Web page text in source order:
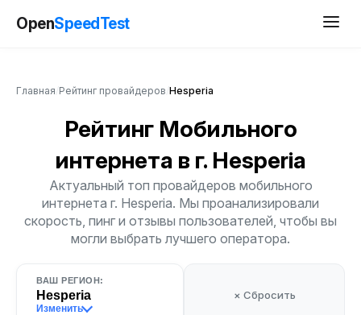
OpenSpeedTest
Главная Рейтинг провайдеров Hesperia
Рейтинг Мобильного
интернета в г. Hesperia
Актуальный топ провайдеров мобильного
интернета г. Hesperia. Мы проанализировали
скорость, пинг и отзывы пользователей, чтобы вы
могли выбрать лучшего оператора.
ВАШ РЕГИОН:
Hesperia
Изменить
× Сбросить